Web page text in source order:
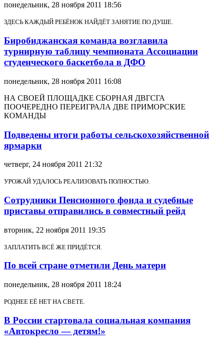
понедельник, 28 ноября 2011 18:56
ЗДЕСЬ КАЖДЫЙ РЕБЁНОК НАЙДЁТ ЗАНЯТИЕ ПО ДУШЕ.
Биробиджанская команда возглавила
турнирную таблицу чемпионата Ассоциации
студенческого баскетбола в ДФО
понедельник, 28 ноября 2011 16:08
НА СВОЕЙ ПЛОЩАДКЕ СБОРНАЯ ДВГСГА
ПООЧЕРЕДНО ПЕРЕИГРАЛА ДВЕ ПРИМОРСКИЕ
КОМАНДЫ
Подведены итоги работы сельскохозяйственной
ярмарки
четверг, 24 ноября 2011 21:32
УРОЖАЙ УДАЛОСЬ РЕАЛИЗОВАТЬ ПОЛНОСТЬЮ.
Сотрудники Пенсионного фонда и судебные
приставы отправились в совместный рейд
вторник, 22 ноября 2011 19:35
ЗАПЛАТИТЬ ВСЁ ЖЕ ПРИДЁТСЯ.
По всей стране отметили День матери
понедельник, 28 ноября 2011 18:24
РОДНЕЕ ЕЁ НЕТ НА СВЕТЕ.
В России стартовала социальная компания
«Автокресло — детям!»